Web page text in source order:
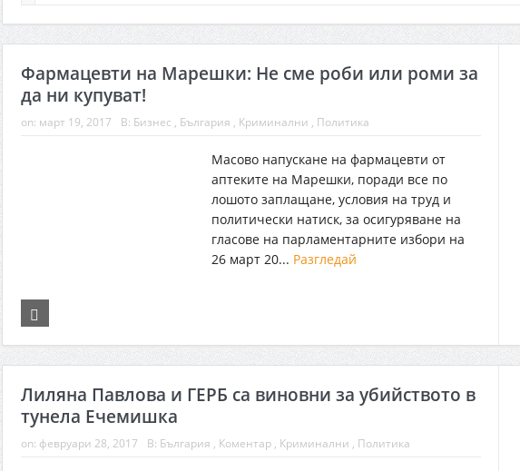
Фармацевти на Марешки: Не сме роби или роми за
да ни купуват!
on: март 19, 2017 В: Бизнес , България , Криминални , Политика
Масово напускане на фармацевти от
аптеките на Марешки, поради все по
лошото заплащане, условия на труд и
политически натиск, за осигуряване на
гласове на парламентарните избори на
26 март 20... Разгледай
Лиляна Павлова и ГЕРБ са виновни за убийството в
тунела Ечемишка
on: февруари 28, 2017 В: България , Коментар, Криминални , Политика